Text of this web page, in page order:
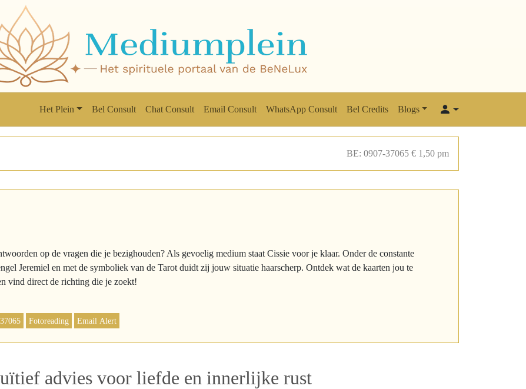
Het Plein Bel Consult Chat Consult Email Consult WhatsApp Consult Bel Credits Blogs
BE: 0907-37065 € 1,50 pm
op de vragen die je bezighouden? Als gevoelig medium staat Cissie voor je klaar. Onder de constante
Jeremiel en met de symboliek van de Tarot duidt zij jouw situatie haarscherp. Ontdek wat de kaarten jou te
vind direct de richting die je zoekt!
Fotoreading Email Alert
advies voor liefde en innerlijke rust